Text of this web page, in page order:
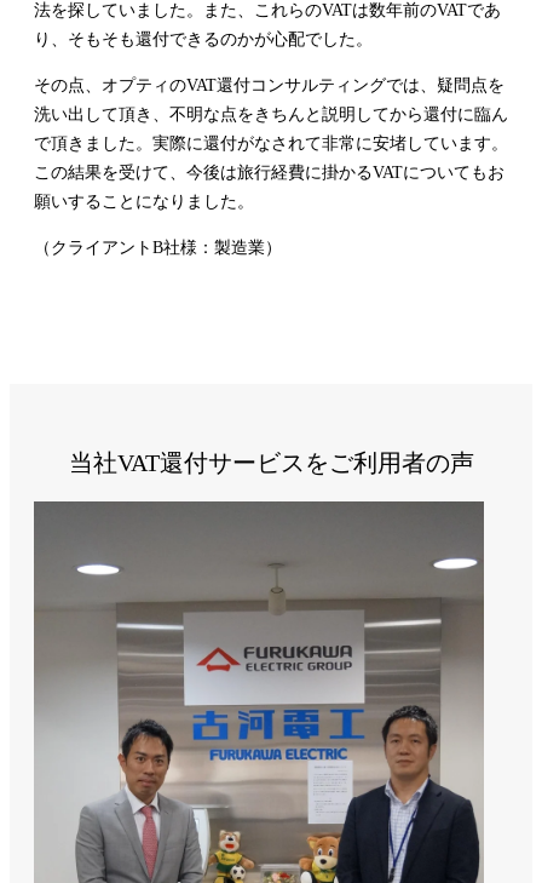
法を探していました。また、これらのVATは数年前のVATであ
り、そもそも還付できるのかが心配でした。
その点、オプティのVAT還付コンサルティングでは、疑問点を
洗い出して頂き、不明な点をきちんと説明してから還付に臨ん
で頂きました。実際に還付がなされて非常に安堵しています。
この結果を受けて、今後は旅行経費に掛かるVATについてもお
願いすることになりました。
（クライアントB社様：製造業）
当社VAT還付サービスをご利用者の声